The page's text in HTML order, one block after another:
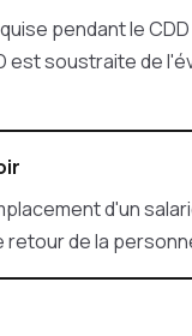
pendant le
est soustraite de
d'un
retour de la